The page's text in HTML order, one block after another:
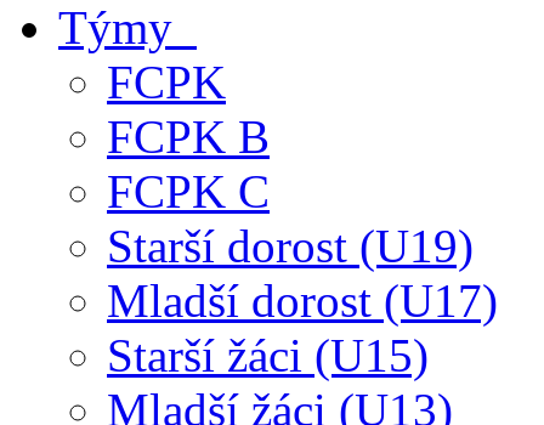
Týmy
FCPK
FCPK B
FCPK C
Starší dorost (U19)
Mladší dorost (U17)
Starší žáci (U15)
Mladší žáci (U13)